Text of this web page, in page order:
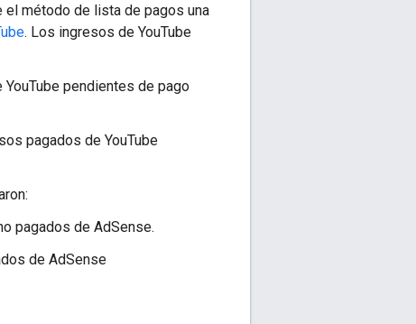
el método de lista de pagos una
. Los ingresos de YouTube
pendientes de pago
pagados de YouTube
pagados de AdSense.
de AdSense